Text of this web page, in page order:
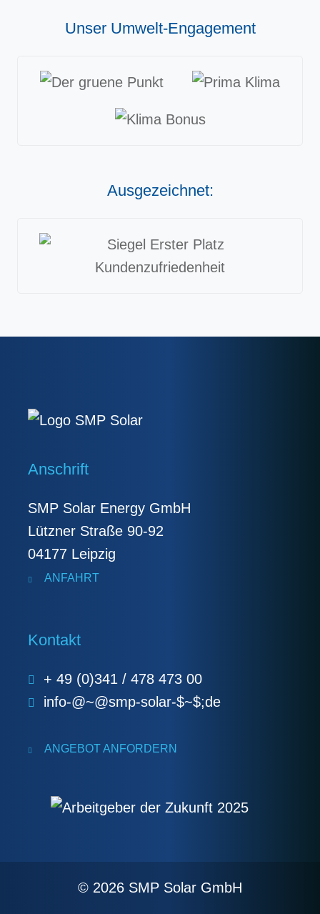
Unser Umwelt-Engagement
Ausgezeichnet:
Anschrift
SMP Solar Energy GmbH
Lützner Straße 90-92
04177 Leipzig
ANFAHRT
Kontakt
+ 49 (0)341 / 478 473 00
info-@~@smp-solar-$~$;de
ANGEBOT ANFORDERN
© 2026 SMP Solar GmbH